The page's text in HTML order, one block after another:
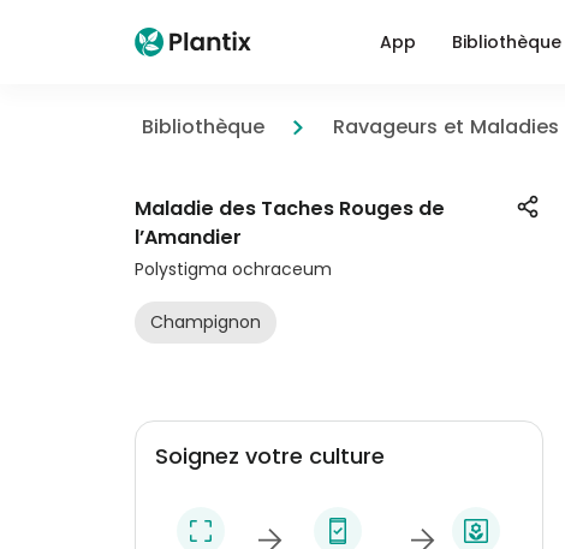
App Bibliothèque
Bibliothèque Ravageurs et Maladies
Maladie des Taches Rouges de
l’Amandier
Polystigma ochraceum
Champignon
Soignez votre culture